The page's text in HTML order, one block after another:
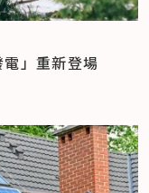
」重新登場